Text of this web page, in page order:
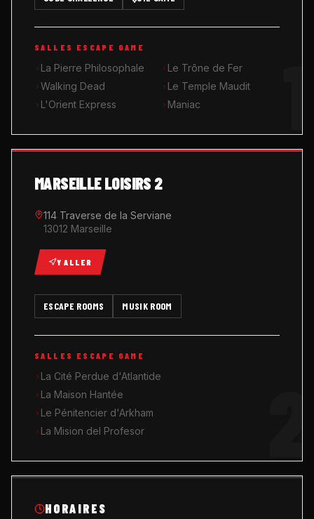
MUSIK ROOM KARAOKÉ
QUIZ GAME
SALLES ESCAPE GAME
La Pierre Philosophale
Le Trône de Fer
Walking Dead
Le Temple Maudit
L'Orient Express
Maniac
HORAIRES
MARSEILLE LOISIRS 2
114 Traverse de la Serviane
13012 Marseille
Y ALLER
ESCAPE ROOMS MUSIK ROOM
SALLES ESCAPE GAME
La Cité Perdue d'Atlantide
La Maison Hantée
Le Pénitencier d'Arkham
La Mision del Profesor